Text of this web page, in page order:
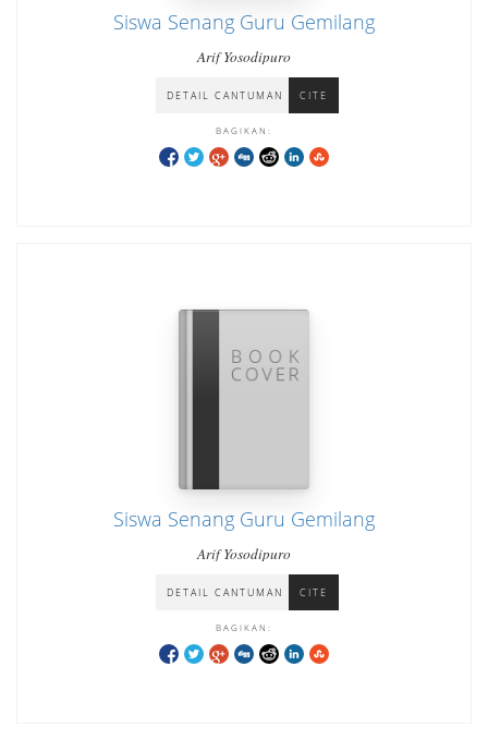
Siswa Senang Guru Gemilang
Arif Yosodipuro
DETAIL CANTUMAN CITE
BAGIKAN:
Siswa Senang Guru Gemilang
Arif Yosodipuro
DETAIL CANTUMAN CITE
BAGIKAN: